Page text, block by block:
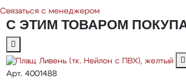
Связаться с менеджером
С ЭТИМ ТОВАРОМ
Арт. 4001488